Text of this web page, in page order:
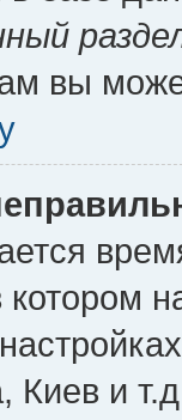
вы
котором
Киев и